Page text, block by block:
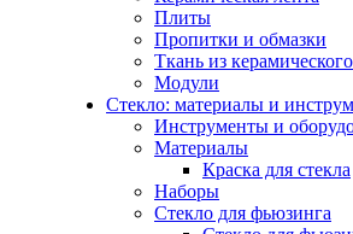
Плиты
Пропитки и обмазки
Ткань из
Модули
Стекло: материалы и
Инструменты и
Материалы
Краска для стекла
Наборы
Стекло для фьюзинга